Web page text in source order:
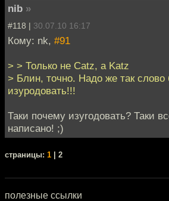
nib »
#118 | 30.07.10 16:17
Кому: nk, #91
> > Только не Catz, а Katz
> Блин, точно. Надо же так
изуродовать!!!
Таки почему изуrодовать? Таки
написано! ;)
cтраницы: 1 | 2
полезные ссылки